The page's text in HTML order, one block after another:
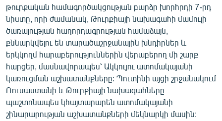
ՁԳՏԵԼՈՎ ԼԱՎԱԳՈՒՅՆԻՆ
ՓՈԴՔԱՍԹ
Հայերեն
English
Русский
ՀԵՏԵՎԵՔ ՄԵԶ
թուրքական համագործակցության բարձր խորհրդի 7-րդ
նիստը, որի ժամանակ, Թուրքիայի նախագահի մամուլի
ծառայության հաղորդագրության համաձայն,
քննարկվելու են տարածաշրջանային խնդիրներ և
երկկողմ հարաբերություններին վերաբերող մի շարք
հարցեր, մասնավորապես՝ Ակկույու ատոմակայանի
կառուցման աշխատանքները: Պուտինի այցի շրջանակում
Ռուսաստանի և Թուրքիայի նախագահները
պաշտոնապես կհայտարարեն ատոմակայանի
շինարարության աշխատանքների մեկնարկի մասին: